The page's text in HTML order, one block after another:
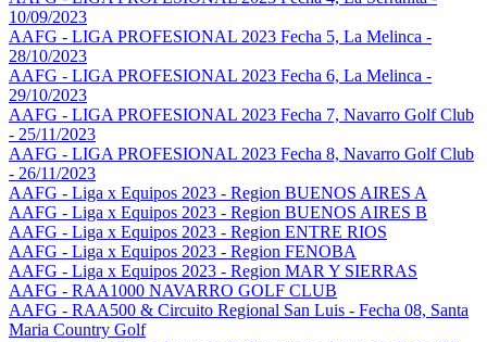
10/09/2023
AAFG - LIGA PROFESIONAL 2023 Fecha 5, La Melinca -
28/10/2023
AAFG - LIGA PROFESIONAL 2023 Fecha 6, La Melinca -
29/10/2023
AAFG - LIGA PROFESIONAL 2023 Fecha 7, Navarro Golf Club
- 25/11/2023
AAFG - LIGA PROFESIONAL 2023 Fecha 8, Navarro Golf Club
- 26/11/2023
AAFG - Liga x Equipos 2023 - Region BUENOS AIRES A
AAFG - Liga x Equipos 2023 - Region BUENOS AIRES B
AAFG - Liga x Equipos 2023 - Region ENTRE RIOS
AAFG - Liga x Equipos 2023 - Region FENOBA
AAFG - Liga x Equipos 2023 - Region MAR Y SIERRAS
AAFG - RAA1000 NAVARRO GOLF CLUB
AAFG - RAA500 & Circuito Regional San Luis - Fecha 08, Santa
Maria Country Golf